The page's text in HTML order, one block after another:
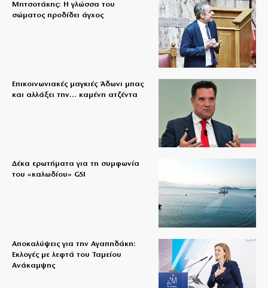
Μητσοτάκης: Η γλώσσα του
σώματος προδίδει άγχος
Επικοινωνιακές μαγκιές Άδωνι μπας
και αλλάξει την… καμένη ατζέντα
Δέκα ερωτήματα για τη συμφωνία
του «καλωδίου» GSI
Αποκαλύψεις για την Αγαπηδάκη:
Εκλογές με λεφτά του Ταμείου
Ανάκαμψης